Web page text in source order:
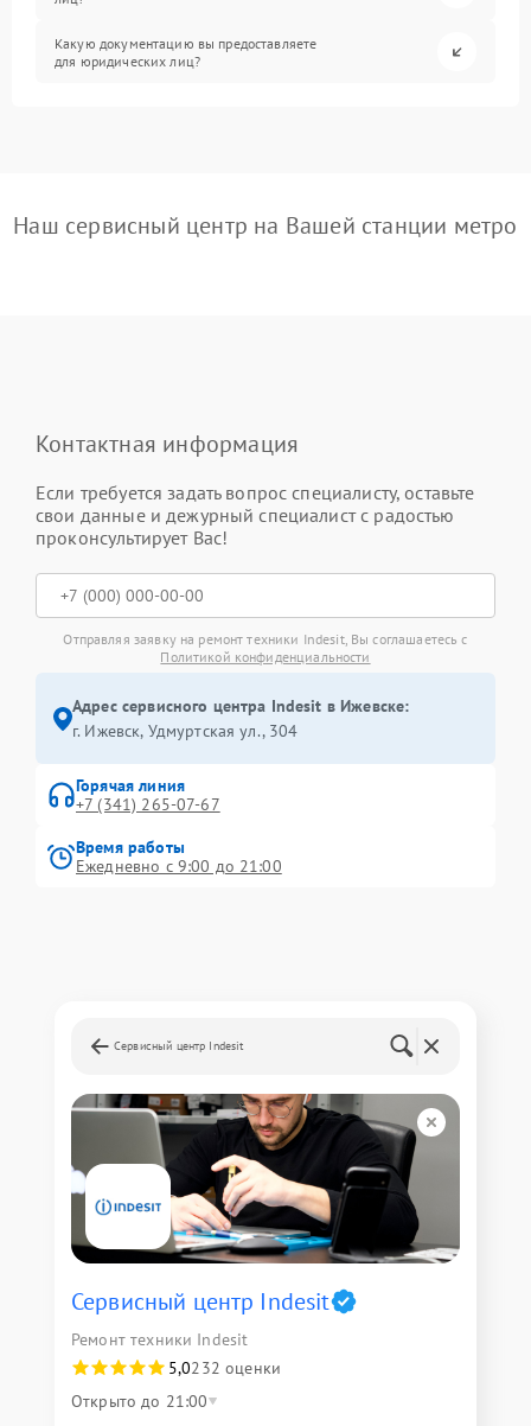
Какую документацию вы предоставляете
для юридических лиц?
Наш сервисный центр на Вашей станции метро
Контактная информация
Если требуется задать вопрос специалисту, оставьте
свои данные и дежурный специалист с радостью
проконсультирует Вас!
Отправляя заявку на ремонт техники Indesit, Вы соглашаетесь с
Политикой конфиденциальности
Адрес сервисного центра Indesit в Ижевске:
г. Ижевск, Удмуртская ул., 304
Горячая линия
+7 (341) 265-07-67
Время работы
Ежедневно с 9:00 до 21:00
Сервисный центр Indesit
Сервисный центр Indesit
Ремонт техники Indesit
5,0232 оценки
Открыто до 21:00